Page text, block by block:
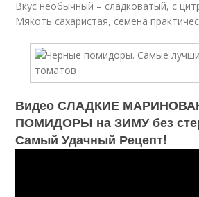
Вкус необычный – сладковатый, с
Мякоть сахаристая, семена
Видео СЛАДКИЕ
ПОМИДОРЫ на ЗИМУ без
Самый Удачный Рецепт!